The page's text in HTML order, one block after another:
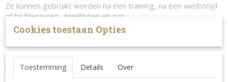
Ze kunnen gebruikt worden na een training, na een wedstrijd
of bij blessures, zwellingen en pijn.
De boots hebben een anatomische vorm en hebben
uitneembare Cryo gel packs.
De Cryo gel packs blijven zacht en vormen zich mooi rond het
been van het paard om een maximaal comfort te kunnen
garanderen tijdens het afkoelen.
Cookies toestaan Opties
Toestemming Details Over